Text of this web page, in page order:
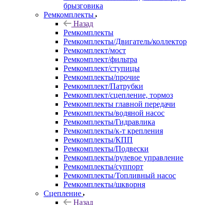
брызговика
Ремкомплекты
Назад
Ремкомплекты
Ремкомплекты/Двигатель/коллектор
Ремкомплект/мост
Ремкомплект/фильтра
Ремкомплект/ступицы
Ремкомплекты/прочие
Ремкомплект/Патрубки
Ремкомплект/сцепление, тормоз
Ремкомплекты главной передачи
Ремкомплекты/водяной насос
Ремкомплекты/Гидравлика
Ремкомплекты/к-т крепления
Ремкомплекты/КПП
Ремкомплекты/Подвески
Ремкомплекты/рулевое управление
Ремкомплекты/суппорт
Ремкомплекты/Топливный насос
Ремкомплекты/шкворня
Сцепление
Назад